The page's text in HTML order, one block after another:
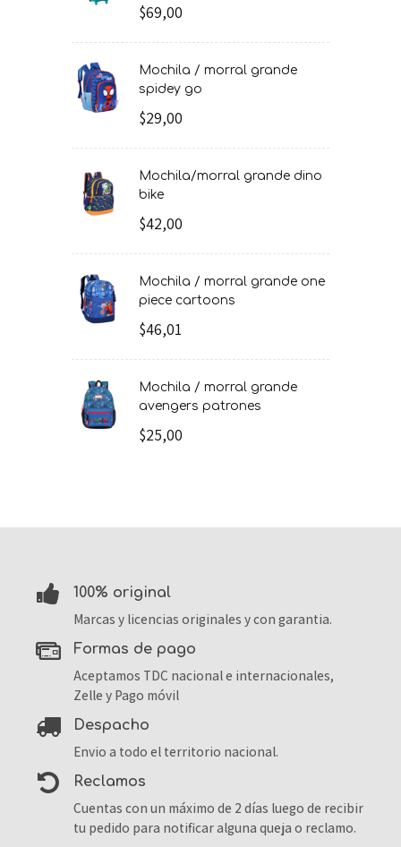
$69,00
mochila / morral grande
spidey go
$29,00
mochila/morral grande dino
bike
$42,00
mochila / morral grande one
piece cartoons
$46,01
mochila / morral grande
avengers patrones
$25,00
100% original
Marcas y licencias originales y con garantia.
formas de pago
Aceptamos TDC nacional e internacionales,
Zelle y Pago móvil
despacho
Envio a todo el territorio nacional.
reclamos
Cuentas con un máximo de 2 días luego de recibir
tu pedido para notificar alguna queja o reclamo.